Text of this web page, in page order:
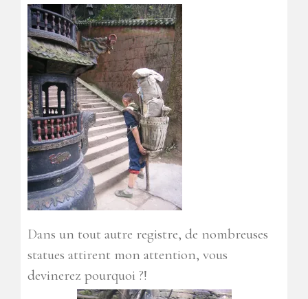
Dans un tout autre registre, de nombreuses
statues attirent mon attention, vous
devinerez pourquoi ?!